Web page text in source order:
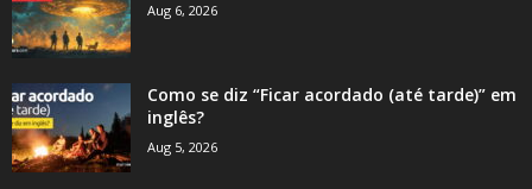
Aug 6, 2026
Como se diz “Ficar acordado (até tarde)” em
inglês?
Aug 5, 2026